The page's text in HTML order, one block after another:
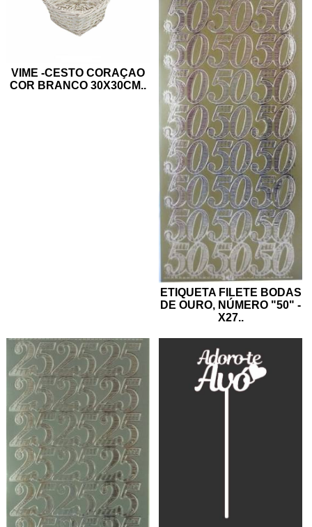
VIME -CESTO CORAÇAO
COR BRANCO 30X30CM..
ETIQUETA FILETE BODAS
DE OURO, NÚMERO "50" -
X27..